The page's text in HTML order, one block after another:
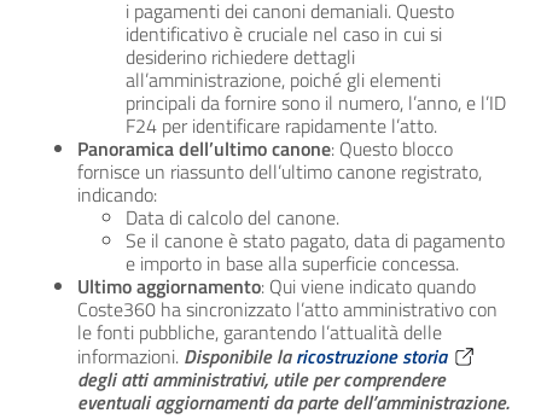
i pagamenti dei canoni demaniali. Questo
identificativo è cruciale nel caso in cui si
desiderino richiedere dettagli
all’amministrazione, poiché gli elementi
principali da fornire sono il numero, l’anno, e l’ID
F24 per identificare rapidamente l’atto.
Panoramica dell’ultimo canone: Questo blocco
fornisce un riassunto dell’ultimo canone registrato,
indicando:
Data di calcolo del canone.
Se il canone è stato pagato, data di pagamento
e importo in base alla superficie concessa.
Ultimo aggiornamento: Qui viene indicato quando
Coste360 ha sincronizzato l’atto amministrativo con
le fonti pubbliche, garantendo l’attualità delle
informazioni. Disponibile laricostruzione storia
degli atti amministrativi, utile per comprendere
eventuali aggiornamenti da parte dell’amministrazione.